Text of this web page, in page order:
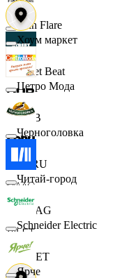
Finn Flare
Street Beat
DUB
ECRU
MAAG
VILET
Хоум маркет
Цетро Мода
Черноголовка
Читай-город
Schneider Electric
Ярче